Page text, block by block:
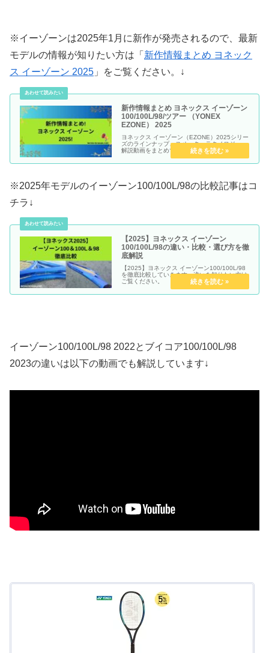
※イーゾーンは2025年1月に新作が発売されるので、最新
モデルの情報が知りたい方は「 新作情報まとめ ヨネック
ス イーゾーン 2025 」をご覧ください。↓
新作情報まとめ ヨネックス イーゾーン
100/100L/98/ツアー （YONEX
EZONE） 2025
ヨネックス イーゾーン（EZONE）2025シリー
ズのラインナップ、スペック、テクノロジー、
解説動画をまとめていきます。
※2025年モデルのイーゾーン100/100L/98の比較記事はコ
チラ↓
【2025】ヨネックス イーゾーン
100/100L/98の違い・比較・選び方を徹
底解説
【2025】ヨネックス イーゾーン100/100L/98
を徹底比較していきます。違いを知りたい方は
ご覧ください。
イーゾーン100/100L/98 2022とブイコア100/100L/98
2023の違いは以下の動画でも解説しています↓